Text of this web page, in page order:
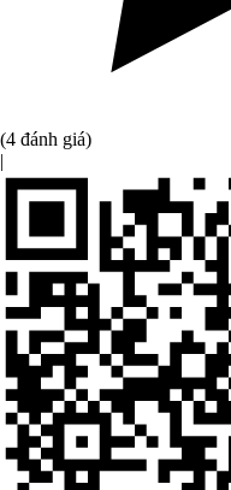
(4 đánh giá)
|